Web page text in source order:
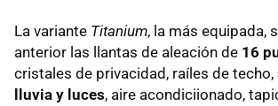
La variante Titanium, la más equipada,
anterior las llantas de aleación de 16
cristales de privacidad, raíles de techo,
lluvia y luces, aire acondiciionado,